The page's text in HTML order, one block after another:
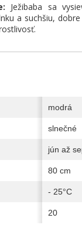
Ježibaba sa
a suchšiu,
modrá
slnečné
jún až
80 cm
- 25°C
20